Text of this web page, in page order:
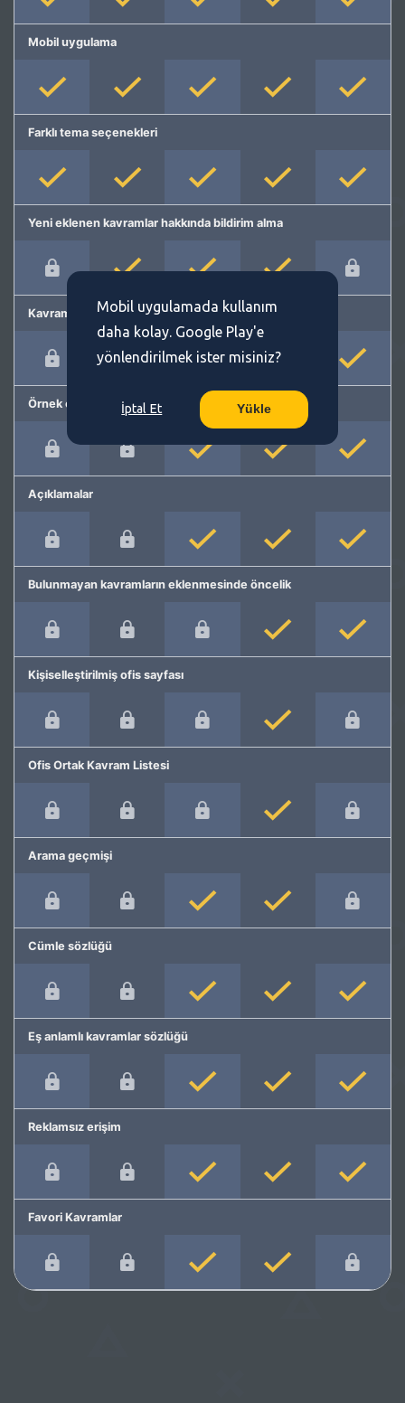
Mobil uygulama
Farklı tema seçenekleri
Yeni eklenen kavramlar hakkında bildirim alma
Kavram önerme
Örnek cümleler
Açıklamalar
Bulunmayan kavramların eklenmesinde öncelik
Kişiselleştirilmiş ofis sayfası
Ofis Ortak Kavram Listesi
Arama geçmişi
Cümle sözlüğü
Eş anlamlı kavramlar sözlüğü
Reklamsız erişim
Favori Kavramlar
Mobil uygulamada kullanım
daha kolay. Google Play'e
yönlendirilmek ister misiniz?
İptal Et Yükle